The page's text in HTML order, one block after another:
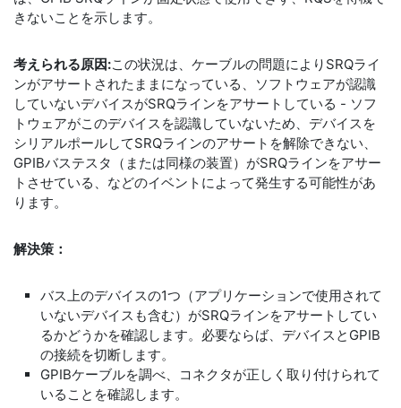
きないことを示します。
考えられる原因:この状況は、ケーブルの問題によりSRQライ
ンがアサートされたままになっている、ソフトウェアが認識
していないデバイスがSRQラインをアサートしている - ソフ
トウェアがこのデバイスを認識していないため、デバイスを
シリアルポールしてSRQラインのアサートを解除できない、
GPIBバステスタ（または同様の装置）がSRQラインをアサー
トさせている、などのイベントによって発生する可能性があ
ります。
解決策：
バス上のデバイスの1つ（アプリケーションで使用されて
いないデバイスも含む）がSRQラインをアサートしてい
るかどうかを確認します。必要ならば、デバイスとGPIB
の接続を切断します。
GPIBケーブルを調べ、コネクタが正しく取り付けられて
いることを確認します。